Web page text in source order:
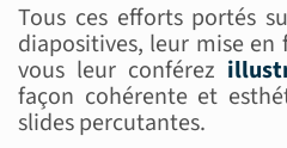
Tous ces efforts portés
diapositives, leur mise
vous leur conférez
façon cohérente et
slides percutantes.